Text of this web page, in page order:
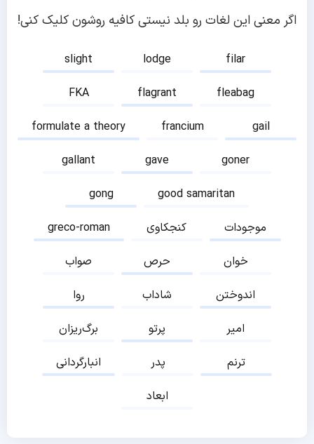
اگر معنی این لغات رو بلد نیستی کافیه روشون کلیک کنی!
slight lodge
filar
FKA
flagrant
fleabag
formulate a theory
francium
gail
gallant
gave
goner
gong
good samaritan
greco-roman
کنجکاوی
موجودات
صواب
حرص
خوان
روا
شاداب
اندوختن
برگ‌ریزان
پرتو
امیر
انبارگردانی
پدر
ترنم
ابعاد